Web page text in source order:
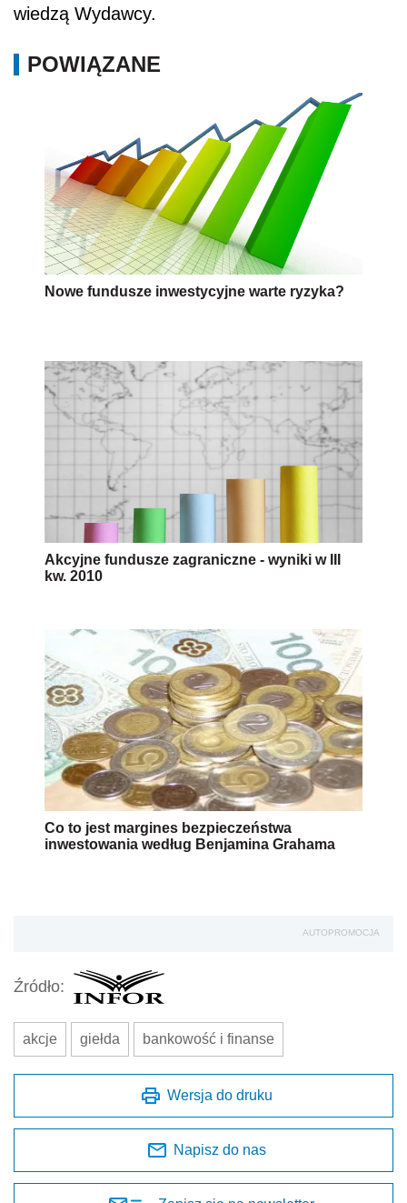
wiedzą Wydawcy.
POWIĄZANE
Nowe fundusze inwestycyjne warte ryzyka?
Akcyjne fundusze zagraniczne - wyniki w III
kw. 2010
Co to jest margines bezpieczeństwa
inwestowania według Benjamina Grahama
AUTOPROMOCJA
Źródło:
akcje giełda bankowość i finanse
Wersja do druku
Napisz do nas